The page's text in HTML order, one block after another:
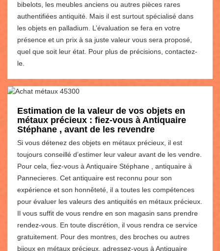
bibelots, les meubles anciens ou autres pièces rares
authentifiées antiquité. Mais il est surtout spécialisé dans
les objets en palladium. L’évaluation se fera en votre
présence et un prix à sa juste valeur vous sera proposé,
quel que soit leur état. Pour plus de précisions, contactez-
le.
Estimation de la valeur de vos objets en
métaux précieux : fiez-vous à Antiquaire
Stéphane , avant de les revendre
Si vous détenez des objets en métaux précieux, il est
toujours conseillé d’estimer leur valeur avant de les vendre.
Pour cela, fiez-vous à Antiquaire Stéphane , antiquaire à
Pannecieres. Cet antiquaire est reconnu pour son
expérience et son honnêteté, il a toutes les compétences
pour évaluer les valeurs des antiquités en métaux précieux.
Il vous suffit de vous rendre en son magasin sans prendre
rendez-vous. En toute discrétion, il vous rendra ce service
gratuitement. Pour des montres, des broches ou autres
bijoux en métaux précieux, adressez-vous à Antiquaire